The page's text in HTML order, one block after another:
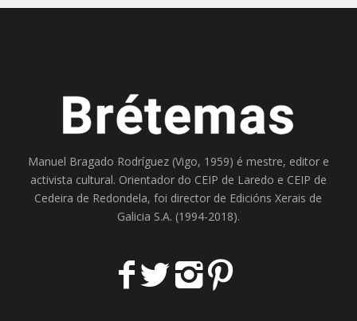
Manuel Bragado Rodríguez (Vigo, 1959) é mestre, editor e
activista cultural. Orientador do CEIP de Laredo e CEIP de
Cedeira de Redondela, foi director de Edicións Xerais de
Galicia S.A. (1994-2018).